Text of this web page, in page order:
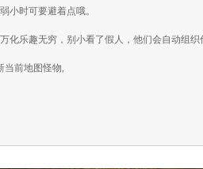
小时可要避着点哦。
化乐趣无穷，别小看了假人，他们会自动组织
当前地图怪物,